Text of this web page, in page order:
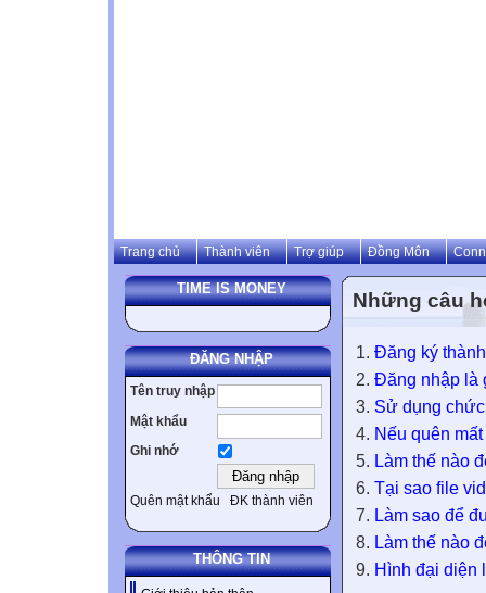
Trang chủ Thành viên Trợ giúp Đồng Môn
TIME IS MONEY
ĐĂNG NHẬP
Tên truy nhập
Mật khẩu
Ghi nhớ
Quên mật khẩu ĐK thành viên
THÔNG TIN
Những câu
Đăng ký
Đăng nhập là
Sử dụng
Nếu quên
Làm thế nào
Tại sao file
Làm sao để
Làm thế nào
Hình đại diện